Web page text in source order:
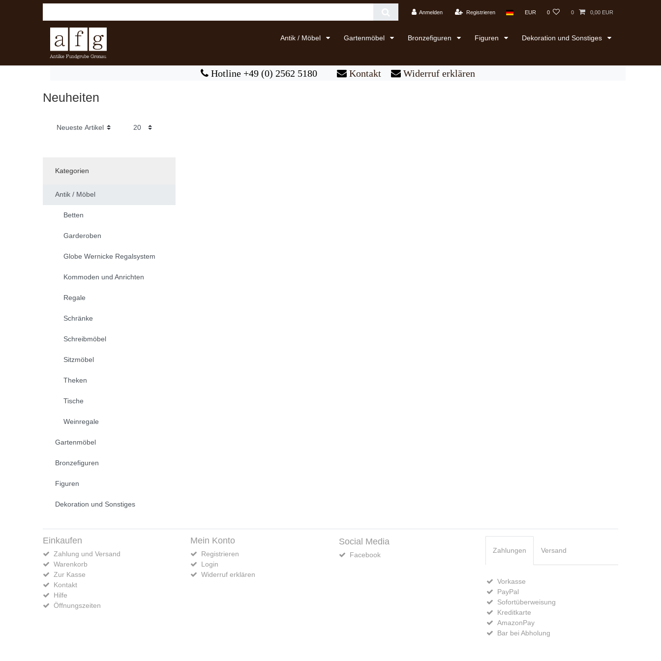
Anmelden Registrieren EUR 0 0 0,00 EUR
Antik / Möbel Gartenmöbel Bronzefiguren Figuren Dekoration und Sonstiges
Hotline +49 (0) 2562 5180 Kontakt Widerruf erklären
Neuheiten
Kategorien
Antik / Möbel
Betten
Garderoben
Globe Wernicke Regalsystem
Kommoden und Anrichten
Regale
Schränke
Schreibmöbel
Sitzmöbel
Theken
Tische
Weinregale
Gartenmöbel
Bronzefiguren
Figuren
Dekoration und Sonstiges
Einkaufen
Zahlung und Versand
Warenkorb
Zur Kasse
Kontakt
Hilfe
Öffnungszeiten
Mein Konto
Registrieren
Login
Widerruf erklären
Social Media
Facebook
Zahlungen Versand
Vorkasse
PayPal
Sofortüberweisung
Kreditkarte
AmazonPay
Bar bei Abholung